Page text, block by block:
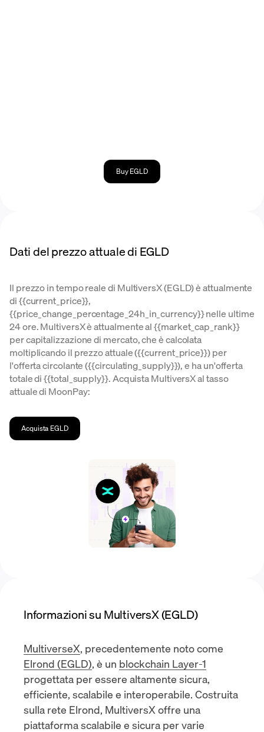
Buy EGLD
Dati del prezzo attuale di EGLD
Il prezzo in tempo reale di MultiversX (EGLD) è attualmente
di {{current_price}},
{{price_change_percentage_24h_in_currency}} nelle ultime
24 ore. MultiversX è attualmente al {{market_cap_rank}}
per capitalizzazione di mercato, che è calcolata
moltiplicando il prezzo attuale ({{current_price}}) per
l'offerta circolante ({{circulating_supply}}), e ha un'offerta
totale di {{total_supply}}. Acquista MultiversX al tasso
attuale di MoonPay:
Acquista EGLD
Informazioni su MultiversX (EGLD)
MultiverseX, precedentemente noto come
Elrond (EGLD), è un blockchain Layer-1
progettata per essere altamente sicura,
efficiente, scalabile e interoperabile. Costruita
sulla rete Elrond, MultiversX offre una
piattaforma scalabile e sicura per varie